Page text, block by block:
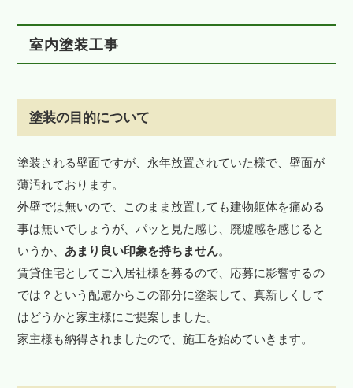
室内塗装工事
塗装の目的について
塗装される壁面ですが、永年放置されていた様で、壁面が
薄汚れております。
外壁では無いので、このまま放置しても建物躯体を痛める
事は無いでしょうが、パッと見た感じ、廃墟感を感じると
いうか、 あまり良い印象を持ちません。
賃貸住宅としてご入居社様を募るので、応募に影響するの
では？という配慮からこの部分に塗装して、真新しくして
はどうかと家主様にご提案しました。
家主様も納得されましたので、施工を始めていきます。